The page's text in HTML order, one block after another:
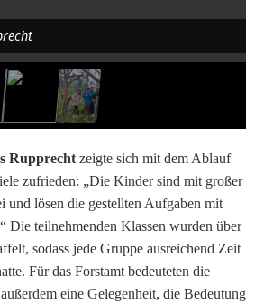
Rupprecht zeigte sich mit dem Ablauf
zufrieden: „Die Kinder sind mit großer
und lösen die gestellten Aufgaben mit
Die teilnehmenden Klassen wurden über
sodass jede Gruppe ausreichend Zeit
Für das Forstamt bedeuteten die
eine Gelegenheit, die Bedeutung